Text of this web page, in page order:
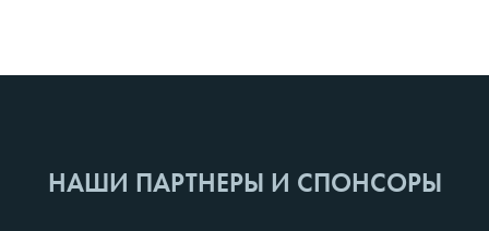
НАШИ ПАРТНЕРЫ И СПОНСОРЫ